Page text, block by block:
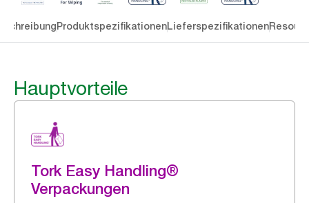
ProduktspezifikationenLieferspezifikationen
Hauptvorteile
Tork Easy Handling®
Verpackungen